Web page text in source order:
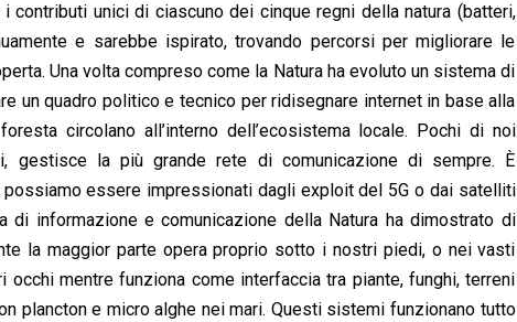
contributi unici di ciascuno dei cinque regni della natura (batteri,
e sarebbe ispirato, trovando percorsi per migliorare le
Una volta compreso come la Natura ha evoluto un sistema di
un quadro politico e tecnico per ridisegnare internet in base alla
circolano all’interno dell’ecosistema locale. Pochi di noi
gestisce la più grande rete di comunicazione di sempre. È
essere impressionati dagli exploit del 5G o dai satelliti
informazione e comunicazione della Natura ha dimostrato di
la maggior parte opera proprio sotto i nostri piedi, o nei vasti
mentre funziona come interfaccia tra piante, funghi, terreni
plancton e micro alghe nei mari. Questi sistemi funzionano tutto